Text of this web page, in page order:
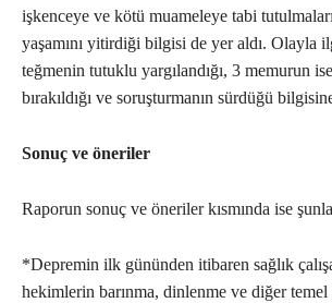
işkenceye ve kötü muameleye tabi
yaşamını yitirdiği bilgisi de yer aldı. Olayla
teğmenin tutuklu yargılandığı, 3 memurun
bırakıldığı ve soruşturmanın sürdüğü
Sonuç ve öneriler
Raporun sonuç ve öneriler kısmında ise
*Depremin ilk gününden itibaren sağlık
hekimlerin barınma, dinlenme ve diğer temel